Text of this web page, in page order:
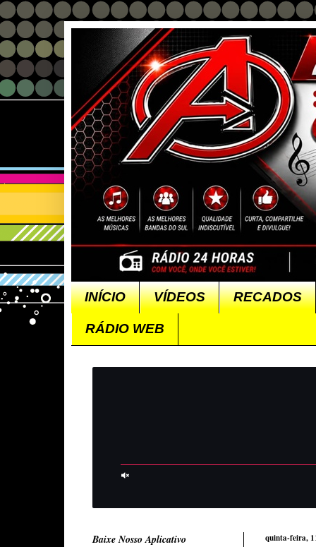
INÍCIO VÍDEOS RECADOS
RÁDIO WEB
quinta-feira,
Baixe Nosso Aplicativo